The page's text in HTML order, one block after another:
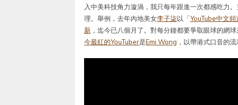
入中美科技角力漩渦，我只每年跟進一次都感吃力
理。舉例，去年內地美女李子柒以「YouTube中文
新 ，迄今已八個月了。對每分鐘都要爭取眼球的網
今最紅的YouTuber是Emi Wong ，以帶港式口音的